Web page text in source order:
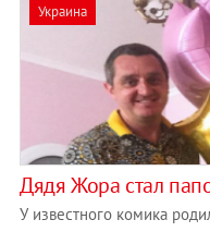
Украина
Дядя Жора стал
У известного комика